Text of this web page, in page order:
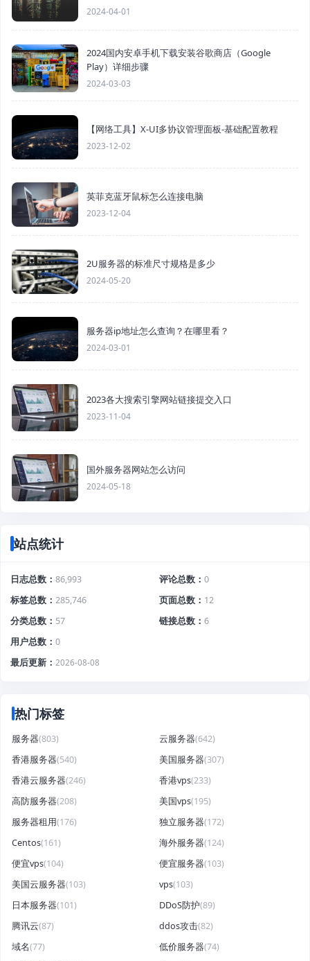
2024-04-01
2024国内安卓手机下载安装谷歌商店（Google
Play）详细步骤
2024-03-03
【网络工具】X-UI多协议管理面板-基础配置教程
2023-12-02
英菲克蓝牙鼠标怎么连接电脑
2023-12-04
2U服务器的标准尺寸规格是多少
2024-05-20
服务器ip地址怎么查询？在哪里看？
2024-03-01
2023各大搜索引擎网站链接提交入口
2023-11-04
国外服务器网站怎么访问
2024-05-18
站点统计
日志总数 86,993 评论总数
0
标签总数
285,746 页面总数
12
分类总数
57 链接总数
6
用户总数
0
最后更新
2026-08-08
热门标签
服务器(803) 云服务器(642)
香港服务器(540) 美国服务器(307)
香港云服务器(246) 香港vps(233)
高防服务器(208) 美国vps(195)
服务器租用(176) 独立服务器(172)
Centos(161) 海外服务器(124)
便宜vps(104) 便宜服务器(103)
美国云服务器(103) vps(103)
日本服务器(101) DDoS防护(89)
腾讯云(87) ddos攻击(82)
域名(77) 低价服务器(74)